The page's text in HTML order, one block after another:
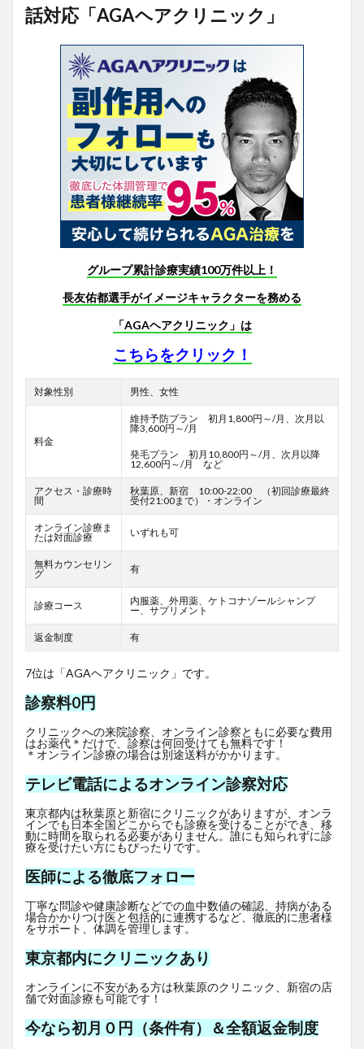
話対応「AGAヘアクリニック」
グループ累計診療実績100万件以上！
長友佑都選手がイメージキャラクターを務める
「AGAヘアクリニック」は
こちらをクリック！
対象性別 男性、女性
料金
維持予防プラン 初月1,800円～/月、次月以
降3,600円～/月
発毛プラン 初月10,800円～/月、次月以降
12,600円～/月 など
アクセス・診療時
間
秋葉原、新宿 10:00-22:00 （初回診療最終
受付21:00まで）・オンライン
オンライン診療ま
たは対面診療
いずれも可
無料カウンセリン
グ
有
診療コース
内服薬、外用薬、ケトコナゾールシャンプ
ー、サプリメント
返金制度 有
7位は「AGAヘアクリニック」です。
診察料0円
クリニックへの来院診察、オンライン診察ともに必要な費用
はお薬代＊だけで、診察は何回受けても無料です！
＊オンライン診療の場合は別途送料がかかります。
テレビ電話によるオンライン診察対応
東京都内は秋葉原と新宿にクリニックがありますが、オンラ
インでも日本全国どこからでも診療を受けることができ、移
動に時間を取られる必要がありません。誰にも知られずに診
療を受けたい方にもぴったりです。
医師による徹底フォロー
丁寧な問診や健康診断などでの血中数値の確認、持病がある
場合かかりつけ医と包括的に連携するなど、徹底的に患者様
をサポート、体調を管理します。
東京都内にクリニックあり
オンラインに不安がある方は秋葉原のクリニック、新宿の店
舗で対面診療も可能です！
今なら初月０円（条件有）＆全額返金制度